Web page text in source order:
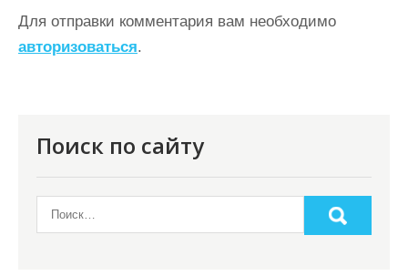
Для отправки комментария вам необходимо
авторизоваться.
Поиск по сайту